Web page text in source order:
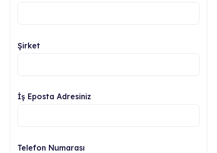
Şirket
İş Eposta Adresiniz
Telefon Numarası